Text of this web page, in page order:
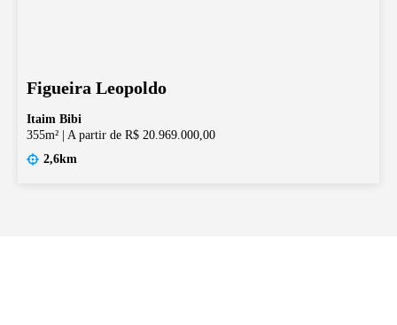
Figueira Leopoldo
Itaim Bibi
355m²
A partir de R$ 20.969.000,00
2,6km